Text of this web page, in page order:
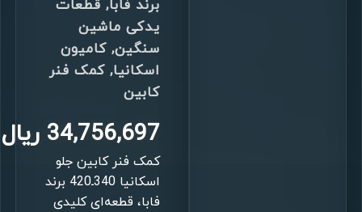
برند فابا, قطعات
یدکی ماشین
سنگین,کامیون
اسکانیا,کمک فنر
کابین
34,756,697 ریال
کمک فنر کابین جلو
اسکانیا 340ـ420 برند
فابا، قطعه‌ای کلیدی